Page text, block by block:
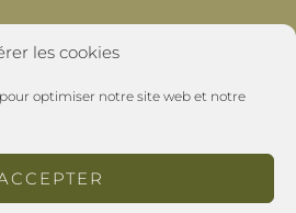
les cookies
optimiser notre site web et notre
Pré